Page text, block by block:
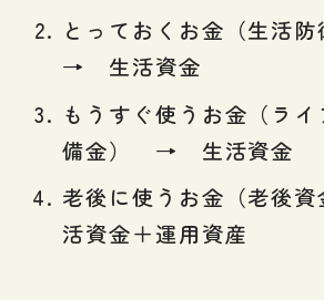
とっておくお金（生活
→ 生活資金
もうすぐ使うお金（ラ
備金） → 生活資金
老後に使うお金（老
活資金＋運用資産